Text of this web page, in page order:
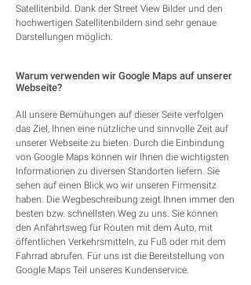
Satellitenbild. Dank der Street View Bilder und den
hochwertigen Satellitenbildern sind sehr genaue
Darstellungen möglich.
Warum verwenden wir Google Maps auf unserer
Webseite?
All unsere Bemühungen auf dieser Seite verfolgen
das Ziel, Ihnen eine nützliche und sinnvolle Zeit auf
unserer Webseite zu bieten. Durch die Einbindung
von Google Maps können wir Ihnen die wichtigsten
Informationen zu diversen Standorten liefern. Sie
sehen auf einen Blick wo wir unseren Firmensitz
haben. Die Wegbeschreibung zeigt Ihnen immer den
besten bzw. schnellsten Weg zu uns. Sie können
den Anfahrtsweg für Routen mit dem Auto, mit
öffentlichen Verkehrsmitteln, zu Fuß oder mit dem
Fahrrad abrufen. Für uns ist die Bereitstellung von
Google Maps Teil unseres Kundenservice.